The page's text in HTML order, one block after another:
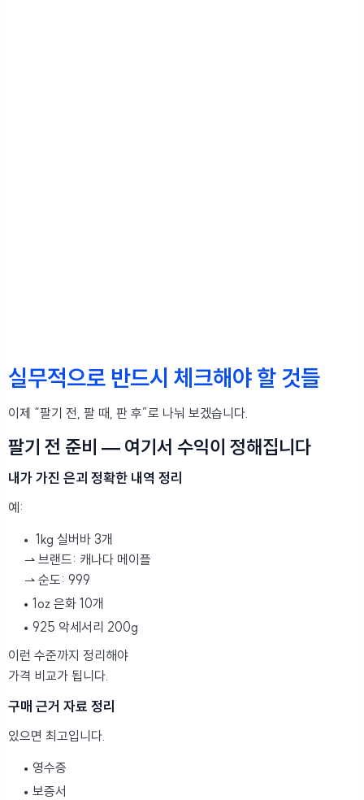
실무적으로 반드시 체크해야 할 것들
이제 “팔기 전, 팔 때, 판 후”로 나눠 보겠습니다.
팔기 전 준비 — 여기서 수익이 정해집니다
내가 가진 은괴 정확한 내역 정리
예:
1kg 실버바 3개
⇀ 브랜드: 캐나다 메이플
⇀ 순도: 999
1oz 은화 10개
925 악세서리 200g
이런 수준까지 정리해야
가격 비교가 됩니다.
구매 근거 자료 정리
있으면 최고입니다.
영수증
보증서